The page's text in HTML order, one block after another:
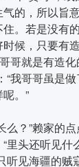
的，所以旨
。若是没有
候，只要有
哥就是有造
“我哥哥虽是
。”
？”赖家的点
里头还听见什
听见海疆的贼